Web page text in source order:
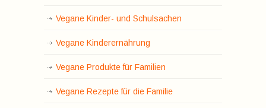
Vegane Kinder- und Schulsachen
Vegane Kinderernährung
Vegane Produkte für Familien
Vegane Rezepte für die Familie